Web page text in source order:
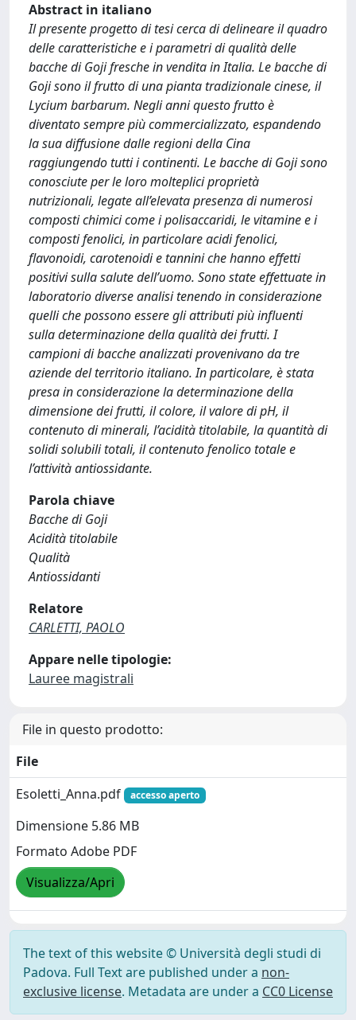
Abstract in italiano
Il presente progetto di tesi cerca di delineare il quadro
delle caratteristiche e i parametri di qualità delle
bacche di Goji fresche in vendita in Italia. Le bacche di
Goji sono il frutto di una pianta tradizionale cinese, il
Lycium barbarum. Negli anni questo frutto è
diventato sempre più commercializzato, espandendo
la sua diffusione dalle regioni della Cina
raggiungendo tutti i continenti. Le bacche di Goji sono
conosciute per le loro molteplici proprietà
nutrizionali, legate all’elevata presenza di numerosi
composti chimici come i polisaccaridi, le vitamine e i
composti fenolici, in particolare acidi fenolici,
flavonoidi, carotenoidi e tannini che hanno effetti
positivi sulla salute dell’uomo. Sono state effettuate in
laboratorio diverse analisi tenendo in considerazione
quelli che possono essere gli attributi più influenti
sulla determinazione della qualità dei frutti. I
campioni di bacche analizzati provenivano da tre
aziende del territorio italiano. In particolare, è stata
presa in considerazione la determinazione della
dimensione dei frutti, il colore, il valore di pH, il
contenuto di minerali, l’acidità titolabile, la quantità di
solidi solubili totali, il contenuto fenolico totale e
l’attività antiossidante.
Parola chiave
Bacche di Goji
Acidità titolabile
Qualità
Antiossidanti
Relatore
CARLETTI, PAOLO
Appare nelle tipologie:
Lauree magistrali
File in questo prodotto:
File
Esoletti_Anna.pdf
accesso aperto
Dimensione 5.86 MB
Formato Adobe PDF
Visualizza/Apri
The text of this website © Università degli studi di
Padova. Full Text are published under a non-
exclusive license. Metadata are under a CC0 License